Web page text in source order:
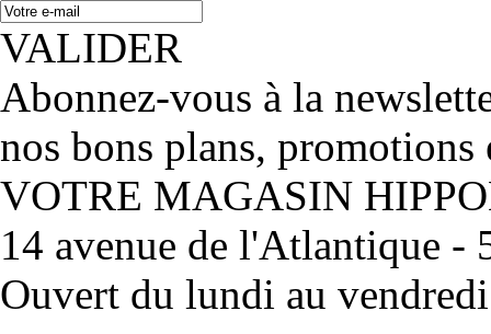
VALIDER
Abonnez-vous à la
nos bons plans, promotions
VOTRE MAGASIN
14 avenue de l'Atlantique -
Ouvert du lundi au